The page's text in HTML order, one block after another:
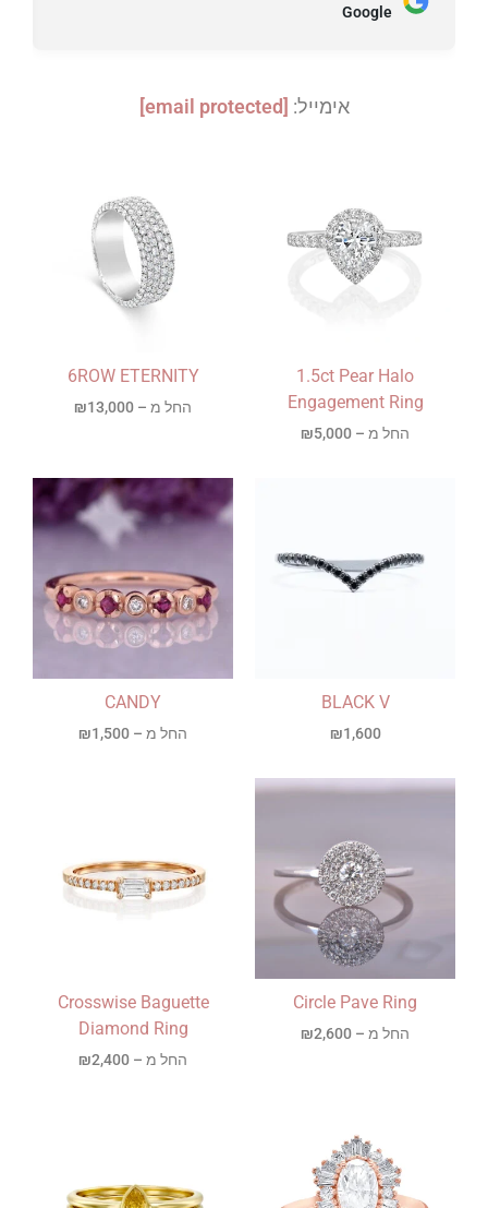
Google
אימייל: [email protected]
1.5ct Pear Halo
Engagement Ring
החל מ – ₪5,000
6ROW ETERNITY
החל מ – ₪13,000
BLACK V
₪1,600
CANDY
החל מ – ₪1,500
Circle Pave Ring
החל מ – ₪2,600
Crosswise Baguette
Diamond Ring
החל מ – ₪2,400